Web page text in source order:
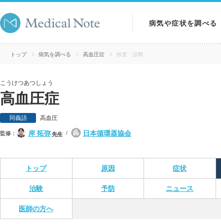
病気や症状を調べる
病気を調べる
トップ 病気を調べる 高血圧症 検査・診断
こうけつあつしょう
高血圧症
同義語 高血圧
監修： 岸 拓弥先生 日本循環器協会
トップ 原因 症状
治験 予防 ニュース
医師の方へ